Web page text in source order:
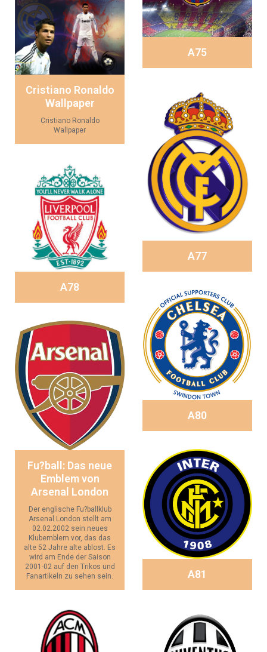
A75
Cristiano Ronaldo
Wallpaper
Cristiano Ronaldo
Wallpaper
A77
A78
A80
Fu?ball: Das neue
Emblem von
Arsenal London
Der englische Fu?ballklub
Arsenal London stellt am
02.02.2002 sein neues
Klubemblem vor, das das
alte 52 Jahre alte ablost. Es
wird am Ende der Saison
2001-02 auf den Trikos und
Fanartikeln zu sehen sein.
A81